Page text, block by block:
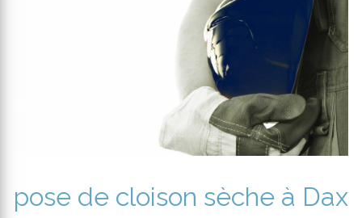
pose de cloison sèche à Dax